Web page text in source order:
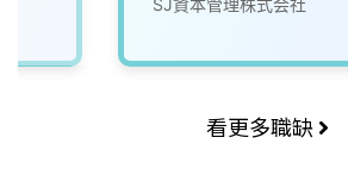
看更多職缺